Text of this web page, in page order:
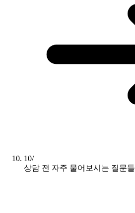
10/
상담 전 자주 물어보시는 질문들